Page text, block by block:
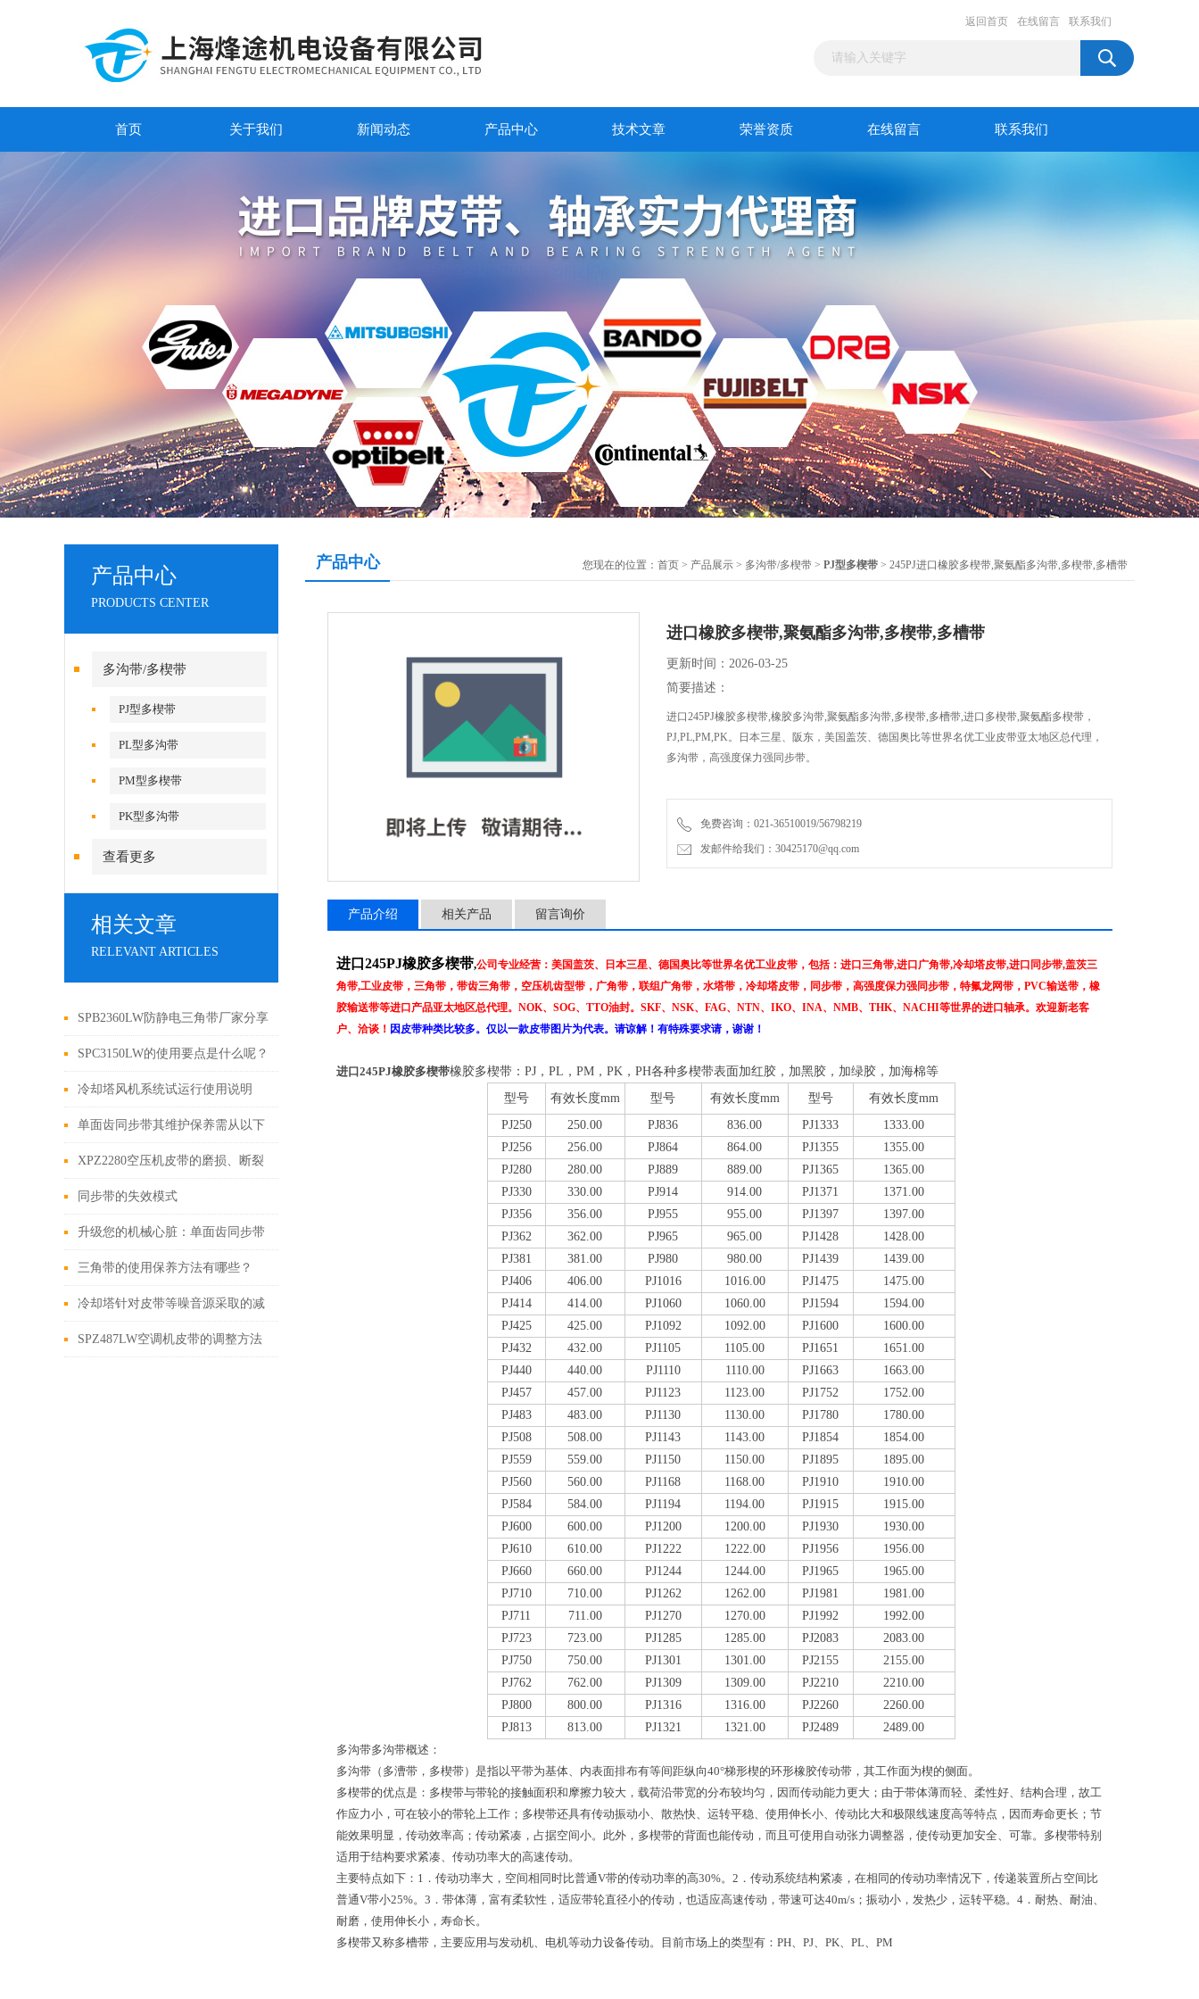
返回首页 在线留言 联系我们
首页 关于我们 新闻动态 产品中心 技术文章 荣誉资质 在线留言 联系我们
产品中心
PRODUCTS CENTER
多沟带/多楔带
PJ型多楔带
PL型多沟带
PM型多楔带
PK型多沟带
查看更多
相关文章
RELEVANT ARTICLES
SPB2360LW防静电三角带厂家分享
防静电安全管理制度
SPC3150LW的使用要点是什么呢？
冷却塔风机系统试运行使用说明
单面齿同步带其维护保养需从以下
要点入手
XPZ2280空压机皮带的磨损、断裂
原因分析
同步带的失效模式
升级您的机械心脏：单面齿同步带
换新全攻略！
三角带的使用保养方法有哪些？
冷却塔针对皮带等噪音源采取的减
噪措施
SPZ487LW空调机皮带的调整方法
产品中心 您现在的位置： 首页 > 产品展示 > 多沟带/多楔带 > PJ型多楔带 > 245PJ进口橡胶多楔带,聚氨酯多沟带,多楔带,多槽带
进口橡胶多楔带,聚氨酯多沟带,多楔带,多槽带
更新时间：2026-03-25
简要描述：
进口245PJ橡胶多楔带,橡胶多沟带,聚氨酯多沟带,多楔带,多槽带,进口多楔带,聚氨酯多楔带，
PJ,PL,PM,PK。日本三星、阪东，美国盖茨、德国奥比等世界名优工业皮带亚太地区总代理，
多沟带，高强度保力强同步带。
免费咨询：021-36510019/56798219
发邮件给我们：30425170@qq.com
产品介绍 相关产品 留言询价
进口245PJ橡胶多楔带,公司专业经营：美国盖茨、日本三星、德国奥比等世界名优工业皮带，包括：进口三角带,进口广角带,冷却塔皮带,进口同步带,盖茨三
角带,工业皮带，三角带，带齿三角带，空压机齿型带，广角带，联组广角带，水塔带，冷却塔皮带，同步带，高强度保力强同步带，特氟龙网带，PVC输送带，橡
胶输送带等进口产品亚太地区总代理。NOK、SOG、TTO油封。SKF、NSK、FAG、NTN、IKO、INA、NMB、THK、NACHI等世界的进口轴承。欢迎新老客
户、洽谈！ 因皮带种类比较多。仅以一款皮带图片为代表。请谅解！有特殊要求请，谢谢！
进口245PJ橡胶多楔带橡胶多楔带： PJ ， PL ， PM ， PK ， PH各种多楔带表面加红胶，加黑胶，加绿胶，加海棉等
型号
有效长度mm 型号 有效长度mm 型号 有效长度mm
PJ250
250.00 PJ836 836.00 PJ1333
1333.00
PJ256
256.00 PJ864 864.00 PJ1355
1355.00
PJ280
280.00 PJ889 889.00 PJ1365
1365.00
PJ330
330.00 PJ914 914.00 PJ1371
1371.00
PJ356
356.00 PJ955 955.00 PJ1397
1397.00
PJ362
362.00 PJ965 965.00 PJ1428
1428.00
PJ381
381.00 PJ980 980.00 PJ1439
1439.00
PJ406
406.00 PJ1016 1016.00 PJ1475
1475.00
PJ414
414.00 PJ1060 1060.00 PJ1594
1594.00
PJ425
425.00 PJ1092 1092.00 PJ1600
1600.00
PJ432
432.00 PJ1105 1105.00 PJ1651
1651.00
PJ440
440.00 PJ1110 1110.00 PJ1663
1663.00
PJ457
457.00 PJ1123 1123.00 PJ1752
1752.00
PJ483
483.00 PJ1130 1130.00 PJ1780
1780.00
PJ508
508.00 PJ1143 1143.00 PJ1854
1854.00
PJ559
559.00 PJ1150 1150.00 PJ1895
1895.00
PJ560
560.00 PJ1168 1168.00 PJ1910
1910.00
PJ584
584.00 PJ1194 1194.00 PJ1915
1915.00
PJ600
600.00 PJ1200 1200.00 PJ1930
1930.00
PJ610
610.00 PJ1222 1222.00 PJ1956
1956.00
PJ660
660.00 PJ1244 1244.00 PJ1965
1965.00
PJ710
710.00 PJ1262 1262.00 PJ1981
1981.00
PJ711
711.00 PJ1270 1270.00 PJ1992
1992.00
PJ723
723.00 PJ1285 1285.00 PJ2083
2083.00
PJ750
750.00 PJ1301 1301.00 PJ2155
2155.00
PJ762
762.00 PJ1309 1309.00 PJ2210
2210.00
PJ800
800.00 PJ1316 1316.00 PJ2260
2260.00
PJ813
813.00 PJ1321 1321.00 PJ2489
2489.00
多沟带多沟带概述：
多沟带（多漕带，多楔带）是指以平带为基体、内表面排布有等间距纵向40°梯形楔的环形橡胶传动带，其工作面为楔的侧面。
多楔带的优点是：多楔带与带轮的接触面积和摩擦力较大，载荷沿带宽的分布较均匀，因而传动能力更大；由于带体薄而轻、柔性好、结构合理，故工
作应力小，可在较小的带轮上工作；多楔带还具有传动振动小、散热快、运转平稳、使用伸长小、传动比大和极限线速度高等特点，因而寿命更长；节
能效果明显，传动效率高；传动紧凑，占据空间小。此外，多楔带的背面也能传动，而且可使用自动张力调整器，使传动更加安全、可靠。多楔带特别
适用于结构要求紧凑、传动功率大的高速传动。
主要特点如下：1．传动功率大，空间相同时比普通V带的传动功率的高30%。2．传动系统结构紧凑，在相同的传动功率情况下，传递装置所占空间比
普通V带小25%。3．带体薄，富有柔软性，适应带轮直径小的传动，也适应高速传动，带速可达40m/s；振动小，发热少，运转平稳。4．耐热、耐油、
耐磨，使用伸长小，寿命长。
多楔带又称多槽带，主要应用与发动机、电机等动力设备传动。目前市场上的类型有：PH、PJ、PK、PL、PM